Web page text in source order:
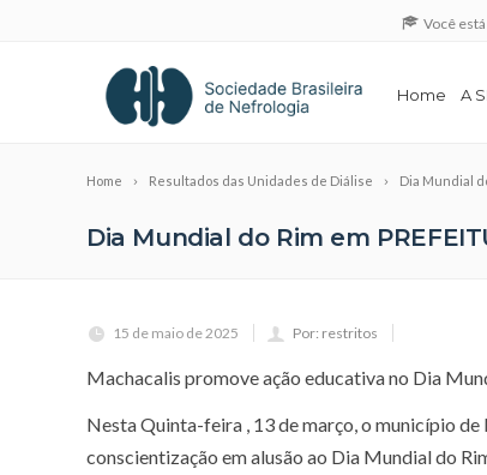
Você
Home A
Home Resultados das Unidades de Diálise Dia Mundial
Dia Mundial do Rim em
15 de maio de 2025 Por: restritos
Machacalis promove ação educativa no Dia
Nesta Quinta-feira , 13 de março, o município
conscientização em alusão ao Dia Mundial do